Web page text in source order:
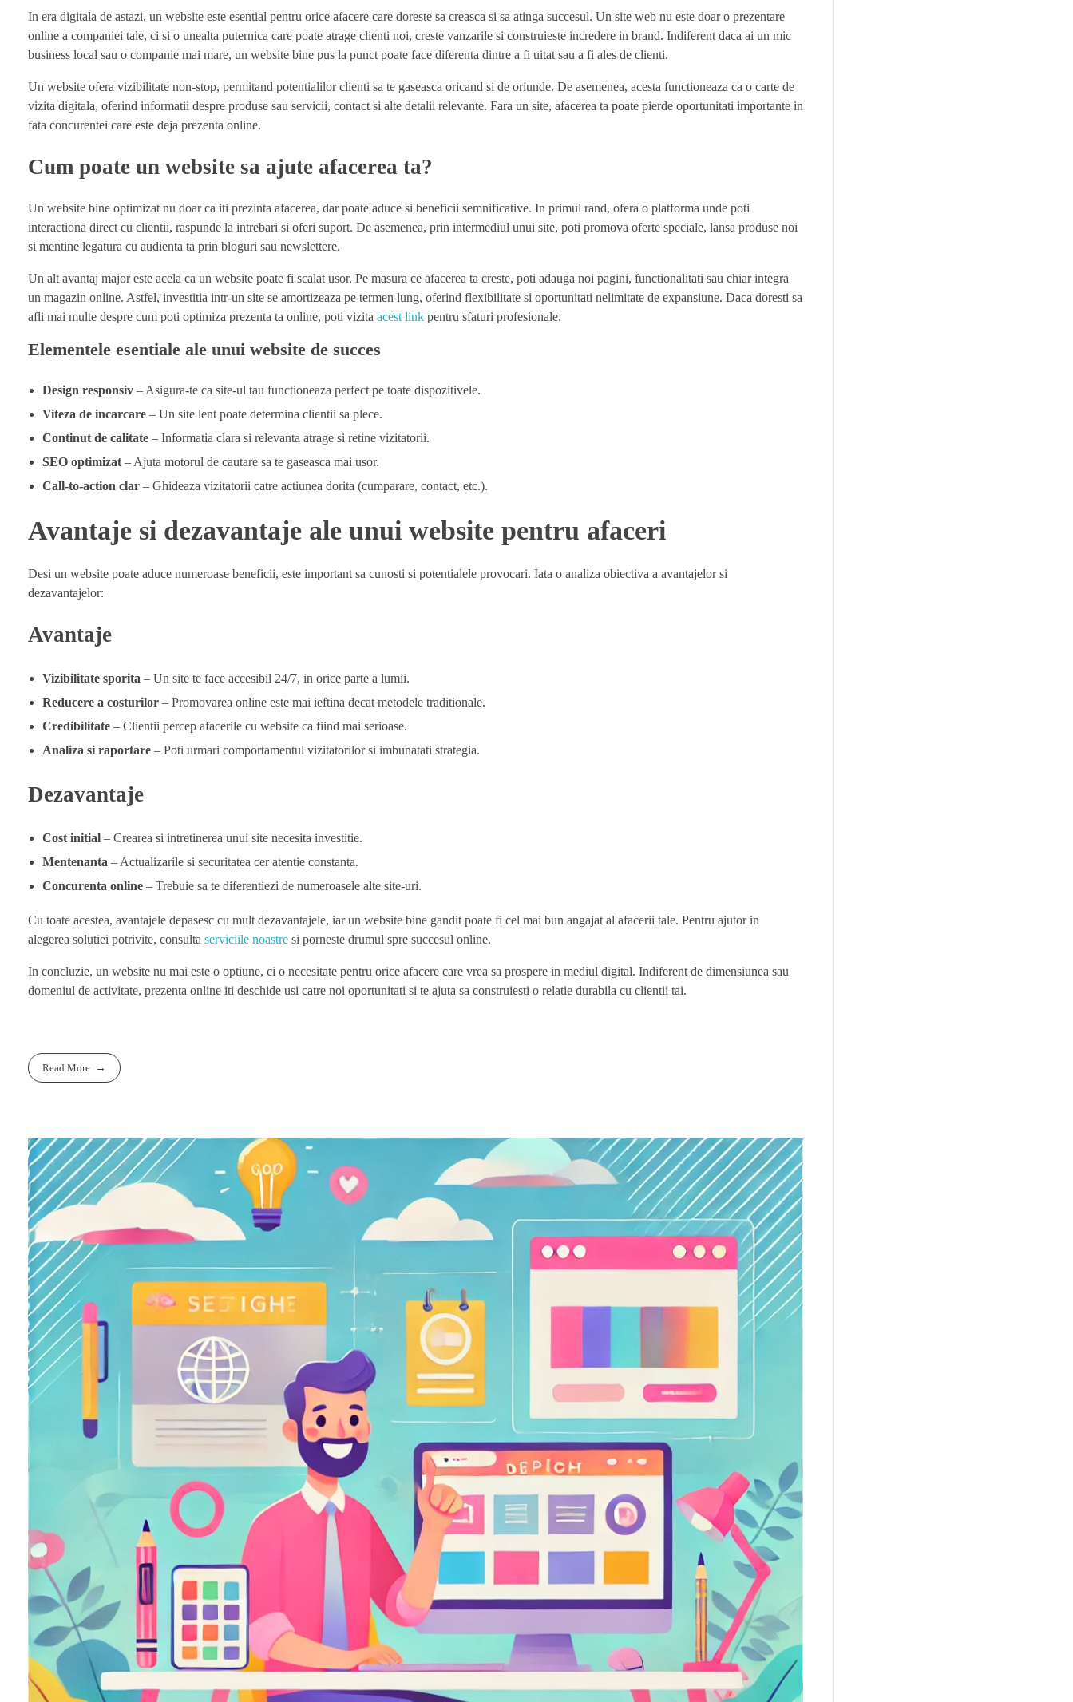
In era digitala de astazi, un website este esential pentru orice afacere care doreste sa creasca si sa atinga succesul. Un site web nu este doar o prezentare
online a companiei tale, ci si o unealta puternica care poate atrage clienti noi, creste vanzarile si construieste incredere in brand. Indiferent daca ai un mic
business local sau o companie mai mare, un website bine pus la punct poate face diferenta dintre a fi uitat sau a fi ales de clienti.
Un website ofera vizibilitate non-stop, permitand potentialilor clienti sa te gaseasca oricand si de oriunde. De asemenea, acesta functioneaza ca o carte de
vizita digitala, oferind informatii despre produse sau servicii, contact si alte detalii relevante. Fara un site, afacerea ta poate pierde oportunitati importante in
fata concurentei care este deja prezenta online.
Cum poate un website sa ajute afacerea ta?
Un website bine optimizat nu doar ca iti prezinta afacerea, dar poate aduce si beneficii semnificative. In primul rand, ofera o platforma unde poti
interactiona direct cu clientii, raspunde la intrebari si oferi suport. De asemenea, prin intermediul unui site, poti promova oferte speciale, lansa produse noi
si mentine legatura cu audienta ta prin bloguri sau newslettere.
Un alt avantaj major este acela ca un website poate fi scalat usor. Pe masura ce afacerea ta creste, poti adauga noi pagini, functionalitati sau chiar integra
un magazin online. Astfel, investitia intr-un site se amortizeaza pe termen lung, oferind flexibilitate si oportunitati nelimitate de expansiune. Daca doresti sa
afli mai multe despre cum poti optimiza prezenta ta online, poti vizita acest link pentru sfaturi profesionale.
Elementele esentiale ale unui website de succes
Design responsiv– Asigura-te ca site-ul tau functioneaza perfect pe toate dispozitivele.
Viteza de incarcare– Un site lent poate determina clientii sa plece.
Continut de calitate– Informatia clara si relevanta atrage si retine vizitatorii.
SEO optimizat– Ajuta motorul de cautare sa te gaseasca mai usor.
Call-to-action clar– Ghideaza vizitatorii catre actiunea dorita (cumparare, contact, etc.).
Avantaje si dezavantaje ale unui website pentru afaceri
Desi un website poate aduce numeroase beneficii, este important sa cunosti si potentialele provocari. Iata o analiza obiectiva a avantajelor si
dezavantajelor:
Avantaje
Vizibilitate sporita – Un site te face accesibil 24/7, in orice parte a lumii.
Reducere a costurilor– Promovarea online este mai ieftina decat metodele traditionale.
Credibilitate– Clientii percep afacerile cu website ca fiind mai serioase.
Analiza si raportare– Poti urmari comportamentul vizitatorilor si imbunatati strategia.
Dezavantaje
Cost initial– Crearea si intretinerea unui site necesita investitie.
Mentenanta – Actualizarile si securitatea cer atentie constanta.
Concurenta online– Trebuie sa te diferentiezi de numeroasele alte site-uri.
Cu toate acestea, avantajele depasesc cu mult dezavantajele, iar un website bine gandit poate fi cel mai bun angajat al afacerii tale. Pentru ajutor in
alegerea solutiei potrivite, consulta serviciile noastre si porneste drumul spre succesul online.
In concluzie, un website nu mai este o optiune, ci o necesitate pentru orice afacere care vrea sa prospere in mediul digital. Indiferent de dimensiunea sau
domeniul de activitate, prezenta online iti deschide usi catre noi oportunitati si te ajuta sa construiesti o relatie durabila cu clientii tai.
Read More